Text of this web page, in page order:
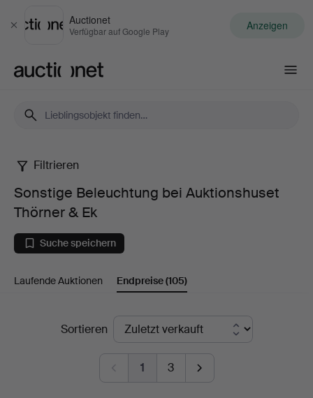
Schließen
Auctionet
Verfügbar auf Google Play Anzeigen
Sonstige
Beleuchtung
bei
Auktionshuset
Filtrieren
Sonstige Beleuchtung bei Auktionshuset
Thörner & Ek
Suche speichern
Laufende Auktionen Endpreise(105)
EndpreiseSortieren
1 3